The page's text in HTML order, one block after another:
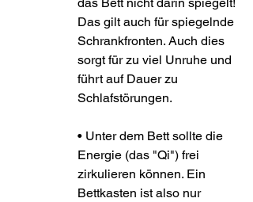
Das gilt auch für spiegelnde
Schrankfronten. Auch dies
sorgt für zu viel Unruhe und
führt auf Dauer zu
Schlafstörungen.
• Unter dem Bett sollte die
Energie (das "Qi") frei
zirkulieren können. Ein
Bettkasten ist also nur